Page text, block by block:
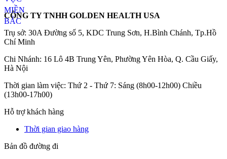
CÔNG TY TNHH GOLDEN HEALTH USA
Trụ sở: 30A Đường số 5, KDC Trung Sơn, H.Bình Chánh, Tp.Hồ
Chí Minh
Chi Nhánh: 16 Lô 4B Trung Yên, Phường Yên Hòa, Q. Cầu Giấy,
Hà Nội
Thời gian làm việc: Thứ 2 - Thứ 7: Sáng (8h00-12h00) Chiều
(13h00-17h00)
Hỗ trợ khách hàng
Thời gian giao hàng
Bản đồ đường đi